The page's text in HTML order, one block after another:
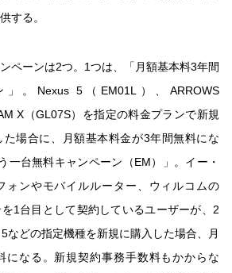
する。
ペーンは2つ。1つは、「月額基本料3年間
。Nexus 5（EM01L）、ARROWS
X（GL07S）を指定の料金プランで新規
場合に、月額基本料金が3年間無料にな
一台無料キャンペーン（EM）」。イー・
ォンやモバイルルーター、ウィルコムの
1台目として契約しているユーザーが、2
などの指定機種を新規に購入した場合、月
になる。新規契約事務手数料もかからな